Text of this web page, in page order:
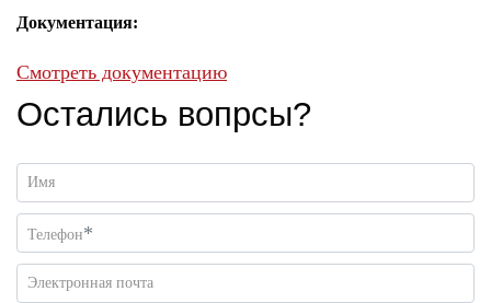
Документация:
Смотреть документацию
Остались вопрсы?
Имя
Телефон*
Электронная почта